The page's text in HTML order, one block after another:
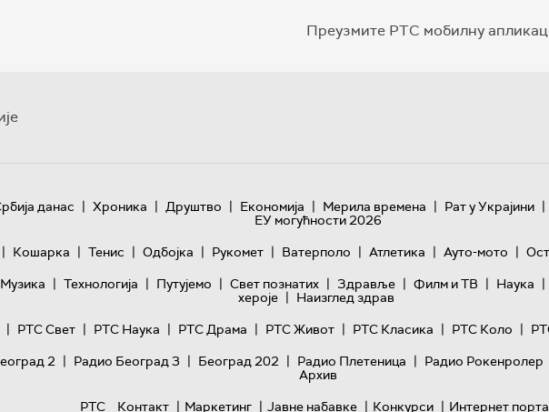
Преузмите РТС мобилну
данас | Хроника | Друштво | Економија | Мерила времена | Рат у Украјини |
ЕУ могућности 2026
| Кошарка | Тенис | Одбојка | Рукомет | Ватерполо | Атлетика | Ауто-мото |
Музика | Технологијa | Путујемо | Свет познатих | Здравље | Филм и ТВ | Наука |
хероје | Наизглед здрав
| РТС Свет | РТС Наука | РТС Драма | РТС Живот | РТС Класика | РТС Коло |
2 | Радио Београд 3 | Београд 202 | Радио Плетеница | Радио Рокенролер
Архив
РТС
Контакт | Маркетинг | Јавне набавке | Конкурси | Интернет